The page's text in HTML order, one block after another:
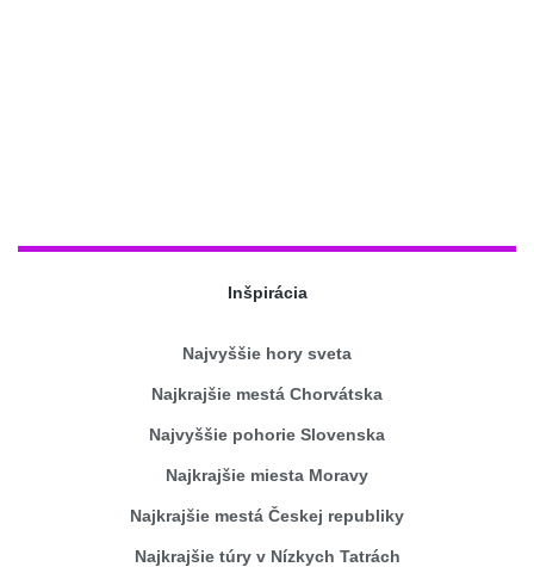
Inšpirácia
Najvyššie hory sveta
Najkrajšie mestá Chorvátska
Najvyššie pohorie Slovenska
Najkrajšie miesta Moravy
Najkrajšie mestá Českej republiky
Najkrajšie túry v Nízkych Tatrách